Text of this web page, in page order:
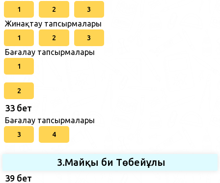
1 2 3
Жинақтау тапсырмалары
1 2 3
Бағалау тапсырмалары
1
2
33 бет
Бағалау тапсырмалары
3 4
3.Майқы би Төбейұлы
39 бет